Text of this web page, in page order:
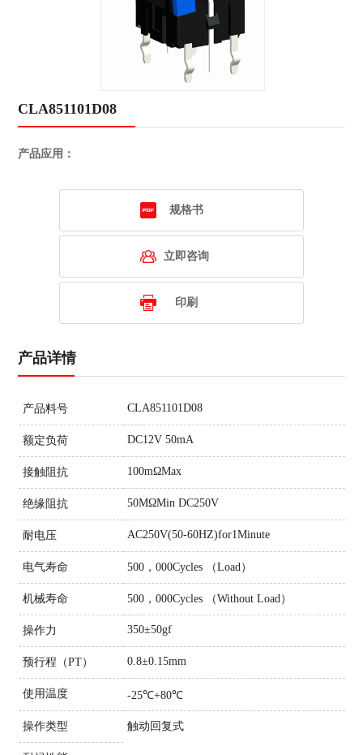
CLA851101D08
产品应用：
规格书
立即咨询
印刷
产品详情
产品料号 CLA851101D08
额定负荷 DC12V 50mA
接触阻抗 100mΩMax
绝缘阻抗 50MΩMin DC250V
耐电压 AC250V(50-60HZ)for1Minute
电气寿命 500，000Cycles （Load）
机械寿命 500，000Cycles （Without Load）
操作力 350±50gf
预行程（PT） 0.8±0.15mm
使用温度 -25℃+80℃
操作类型 触动回复式